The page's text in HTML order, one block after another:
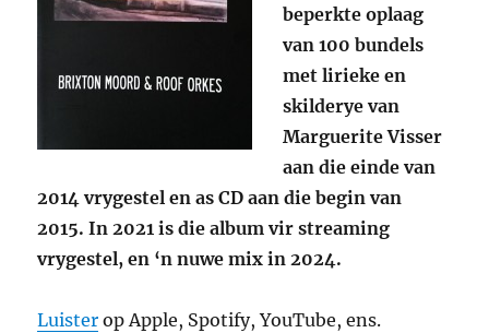
beperkte oplaag
van 100 bundels
met lirieke en
skilderye van
Marguerite Visser
aan die einde van
2014 vrygestel en as CD aan die begin van
2015. In 2021 is die album vir streaming
vrygestel, en ‘n nuwe mix in 2024.
Luister op Apple, Spotify, YouTube, ens.